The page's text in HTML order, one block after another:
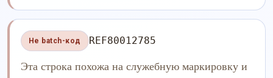
Не batch-код REF80012785
Эта строка похожа на служебную маркировку и